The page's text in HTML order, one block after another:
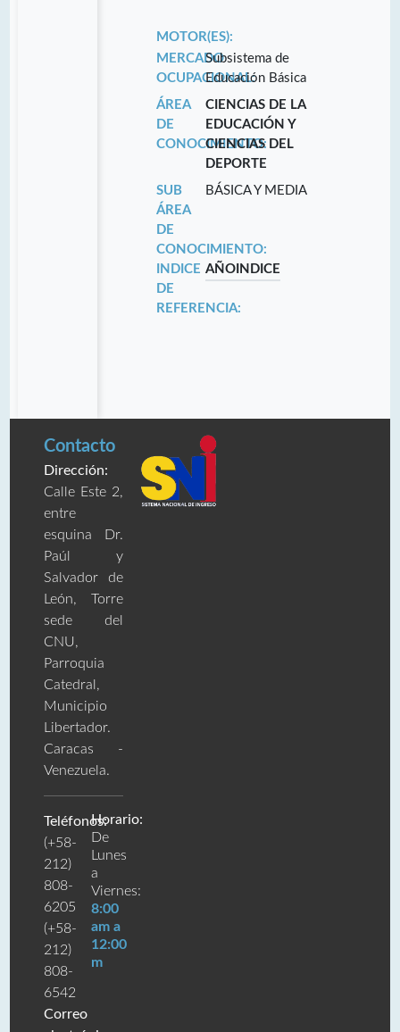
MOTOR(ES):
MERCADO
OCUPACIONAL:
Subsistema de
Educación Básica
ÁREA
DE
CONOCIMIENTO:
CIENCIAS DE LA
EDUCACIÓN Y
CIENCIAS DEL
DEPORTE
SUB
ÁREA
DE
CONOCIMIENTO:
BÁSICA Y MEDIA
INDICE
DE
REFERENCIA:
AÑO INDICE
Contacto
Dirección:
Calle Este 2,
entre
esquina Dr.
Paúl y
Salvador de
León, Torre
sede del
CNU,
Parroquia
Catedral,
Municipio
Libertador.
Caracas -
Venezuela.
Teléfonos:
(+58-
212)
808-
6205
(+58-
212)
808-
6542
Correo
Horario:
De
Lunes
a
Viernes:
8:00
am a
12:00
m